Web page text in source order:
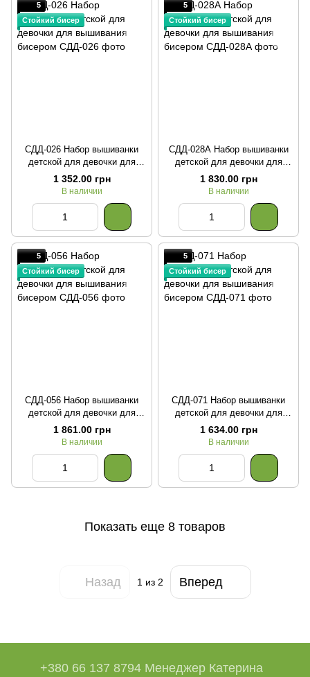
5
Стойкий бисер
СДД-026 Набор вышиванки
детской для девочки для
вышивания бисером
1 352.00 грн
В наличии
5
Стойкий бисер
СДД-028А Набор вышиванки
детской для девочки для
вышивания бисером
1 830.00 грн
В наличии
5
Стойкий бисер
СДД-056 Набор вышиванки
детской для девочки для
вышивания бисером
1 861.00 грн
В наличии
5
Стойкий бисер
СДД-071 Набор вышиванки
детской для девочки для
вышивания бисером
1 634.00 грн
В наличии
Показать еще 8 товаров
Назад 1из 2 Вперед
+380 66 137 8794 Менеджер Катерина